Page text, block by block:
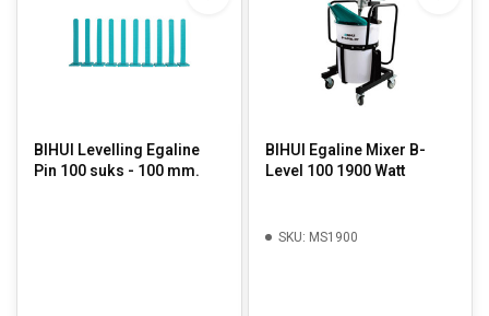
BIHUI Levelling Egaline
Pin 100 suks - 100 mm.
BIHUI Egaline Mixer B-
Level 100 1900 Watt
SKU: MS1900